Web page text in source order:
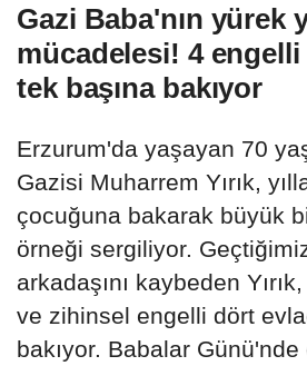
Gazi Baba'nın yürek
mücadelesi! 4
tek başına bakıyor
Erzurum'da yaşayan 70
Gazisi Muharrem Yırık,
çocuğuna bakarak büyük
örneği sergiliyor.
arkadaşını kaybeden
ve zihinsel engelli dört
bakıyor. Babalar